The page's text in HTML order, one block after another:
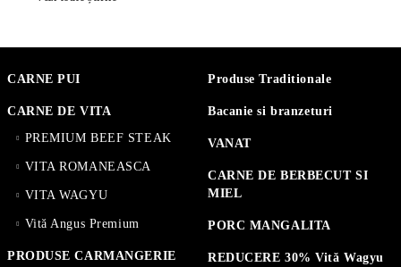
CARNE PUI
CARNE DE VITA
PREMIUM BEEF STEAK
VITA ROMANEASCA
VITA WAGYU
Vită Angus Premium
PRODUSE CARMANGERIE
Produse Traditionale
Bacanie si branzeturi
VANAT
CARNE DE BERBECUT SI
MIEL
PORC MANGALITA
REDUCERE 30% Vită Wagyu